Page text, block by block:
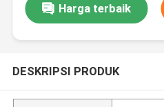
Harga terbaik
DESKRIPSI PRODUK